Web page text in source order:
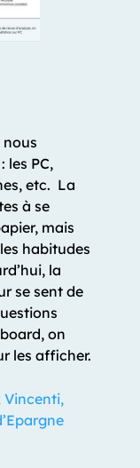
PC,
etc. La
à se
mais
habitudes
la
se sent de
on
les afficher.
Vincenti,